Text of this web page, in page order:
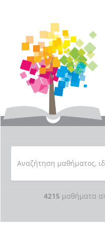
4215 μαθήματα